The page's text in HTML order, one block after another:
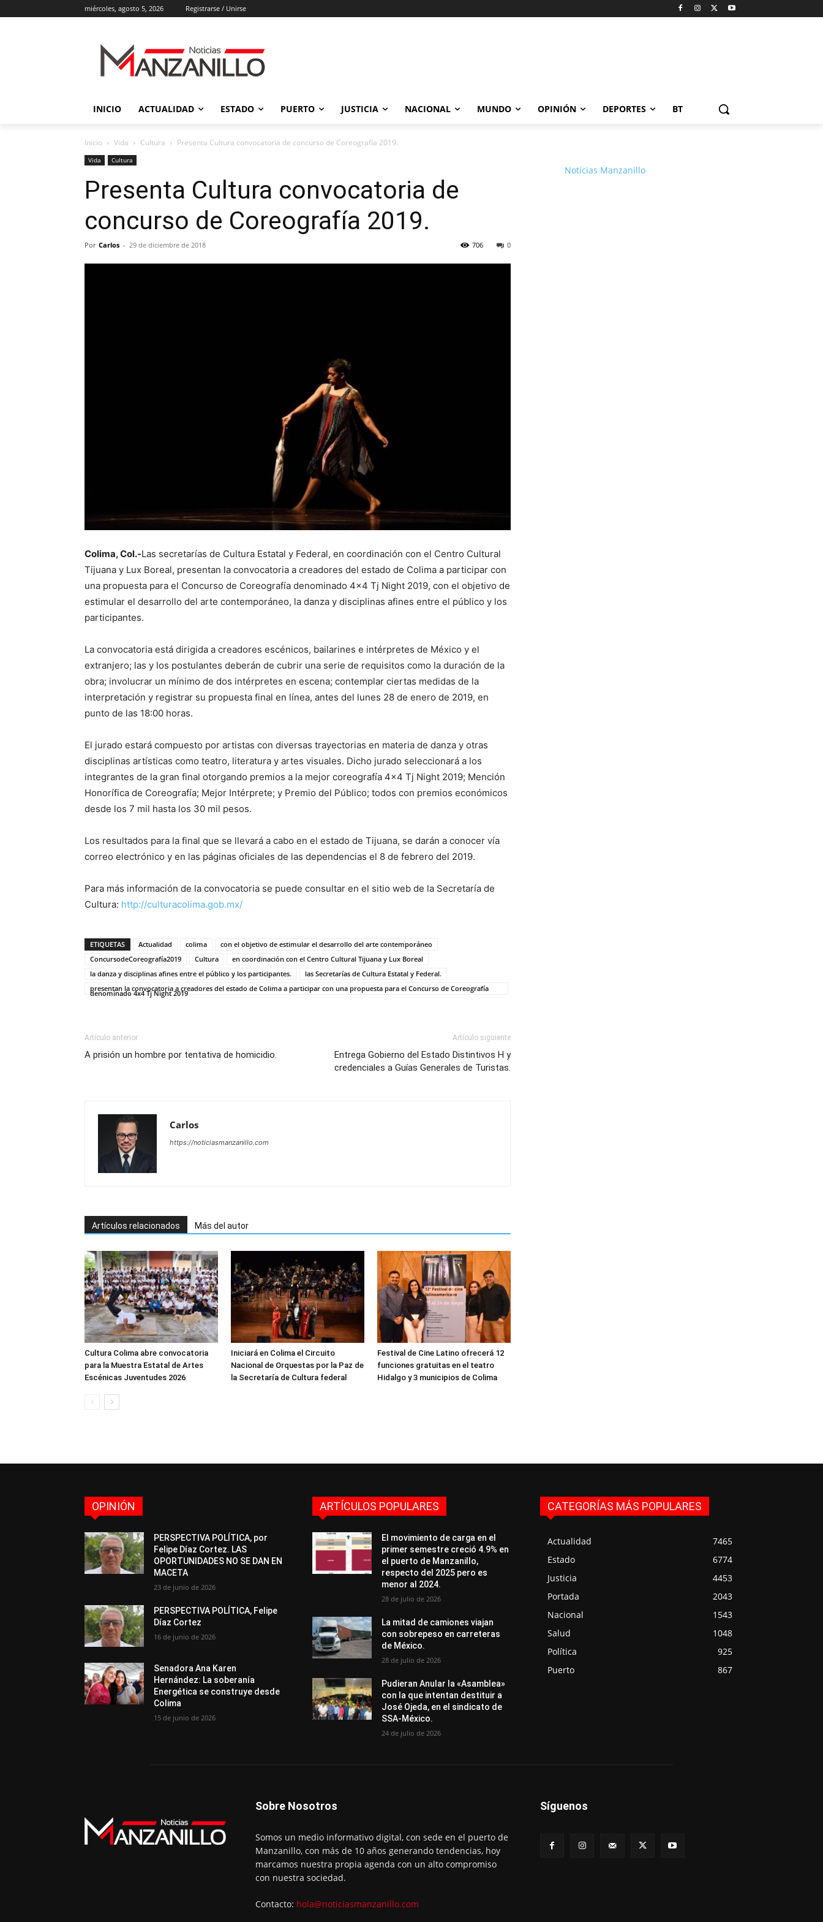
miércoles, agosto 5, 2026 Registrarse / Unirse
INICIO ACTUALIDAD ESTADO PUERTO JUSTICIA NACIONAL MUNDO OPINIÓN DEPORTES BT
Inicio Vida Cultura Presenta Cultura convocatoria de concurso de Coreografía 2019.
Vida Cultura
Presenta Cultura convocatoria de
concurso de Coreografía 2019.
Por Carlos - 29 de diciembre de 2018 0
706
Colima, Col.-Las secretarías de Cultura Estatal y Federal, en coordinación con el Centro Cultural
Tijuana y Lux Boreal, presentan la convocatoria a creadores del estado de Colima a participar con
una propuesta para el Concurso de Coreografía denominado 4×4 Tj Night 2019, con el objetivo de
estimular el desarrollo del arte contemporáneo, la danza y disciplinas afines entre el público y los
participantes.
La convocatoria está dirigida a creadores escénicos, bailarines e intérpretes de México y el
extranjero; las y los postulantes deberán de cubrir una serie de requisitos como la duración de la
obra; involucrar un mínimo de dos intérpretes en escena; contemplar ciertas medidas de la
interpretación y registrar su propuesta final en línea, antes del lunes 28 de enero de 2019, en
punto de las 18:00 horas.
El jurado estará compuesto por artistas con diversas trayectorias en materia de danza y otras
disciplinas artísticas como teatro, literatura y artes visuales. Dicho jurado seleccionará a los
integrantes de la gran final otorgando premios a la mejor coreografía 4×4 Tj Night 2019; Mención
Honorífica de Coreografía; Mejor Intérprete; y Premio del Público; todos con premios económicos
desde los 7 mil hasta los 30 mil pesos.
Los resultados para la final que se llevará a cabo en el estado de Tijuana, se darán a conocer vía
correo electrónico y en las páginas oficiales de las dependencias el 8 de febrero del 2019.
Para más información de la convocatoria se puede consultar en el sitio web de la Secretaría de
Cultura: http://culturacolima.gob.mx/
ETIQUETAS Actualidad colima
con el objetivo de estimular el desarrollo del arte contemporáneo
ConcursodeCoreografía2019
Cultura
en coordinación con el Centro Cultural Tijuana y Lux Boreal
la danza y disciplinas afines entre el público y los participantes.
las Secretarías de Cultura Estatal y Federal.
presentan la convocatoria a creadores del estado de Colima a participar con una propuesta para el Concurso de Coreografía
denominado 4x4 Tj Night 2019
Artículo anterior
A prisión un hombre por tentativa de homicidio.
Artículo siguiente
Entrega Gobierno del Estado Distintivos H y
credenciales a Guías Generales de Turistas.
Carlos
https://noticiasmanzanillo.com
Artículos relacionados Más del autor
Cultura Colima abre convocatoria
para la Muestra Estatal de Artes
Escénicas Juventudes 2026
Iniciará en Colima el Circuito
Nacional de Orquestas por la Paz de
la Secretaría de Cultura federal
Festival de Cine Latino ofrecerá 12
funciones gratuitas en el teatro
Hidalgo y 3 municipios de Colima
Noticias Manzanillo
OPINIÓN
PERSPECTIVA POLÍTICA, por
Felipe Díaz Cortez. LAS
OPORTUNIDADES NO SE DAN EN
MACETA
23 de junio de 2026
PERSPECTIVA POLÍTICA, Felipe
Díaz Cortez
16 de junio de 2026
Senadora Ana Karen
Hernández: La soberanía
Energética se construye desde
Colima
15 de junio de 2026
ARTÍCULOS POPULARES
El movimiento de carga en el
primer semestre creció 4.9% en
el puerto de Manzanillo,
respecto del 2025 pero es
menor al 2024.
28 de julio de 2026
La mitad de camiones viajan
con sobrepeso en carreteras
de México.
28 de julio de 2026
Pudieran Anular la «Asamblea»
con la que intentan destituir a
José Ojeda, en el sindicato de
SSA-México.
24 de julio de 2026
CATEGORÍAS MÁS POPULARES
Actualidad
7465
Estado
6774
Justicia
4453
Portada
2043
Nacional
1543
Salud
1048
Política
925
Puerto
867
Sobre Nosotros
Somos un medio informativo digital, con sede en el puerto de
Manzanillo, con más de 10 años generando tendencias, hoy
marcamos nuestra propia agenda con un alto compromiso
con nuestra sociedad.
Contacto: hola@noticiasmanzanillo.com
Síguenos